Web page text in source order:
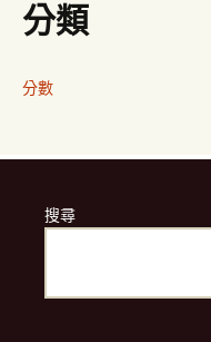
分類
分數
搜尋